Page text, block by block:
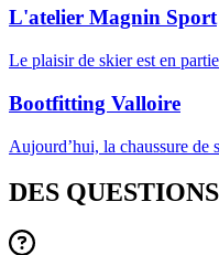
L'atelier Magnin Sport
Le plaisir de skier est en
Bootfitting Valloire
Aujourd’hui, la chaussure de
DES